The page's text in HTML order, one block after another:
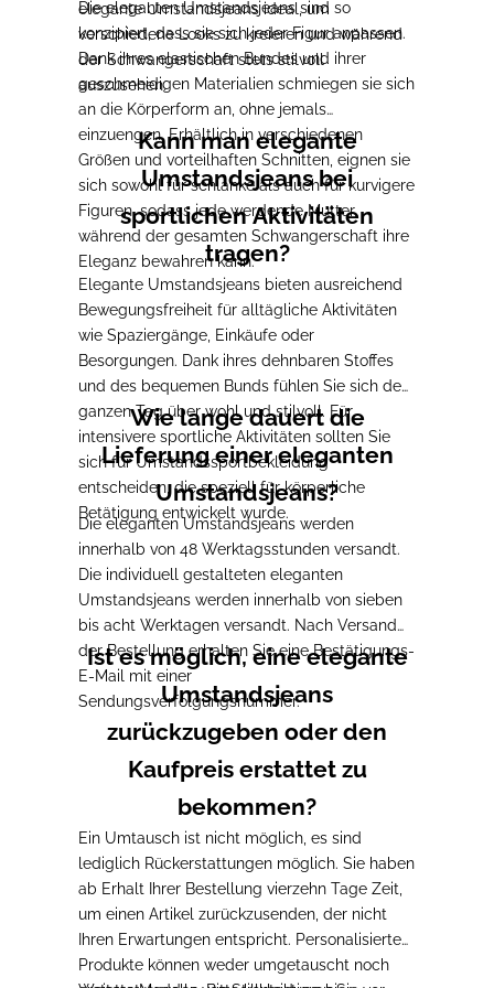
elegante Umstandsjeans ideal, um
verschiedene Looks zu kreieren und während
der Schwangerschaft stets stilvoll
auszusehen.
Die eleganten Umstandsjeans sind so
konzipiert, dass sie sich jeder Figur anpassen.
Dank ihres elastischen Bundes und ihrer
geschmeidigen Materialien schmiegen sie sich
an die Körperform an, ohne jemals
einzuengen. Erhältlich in verschiedenen
Größen und vorteilhaften Schnitten, eignen sie
sich sowohl für schlanke als auch für kurvigere
Figuren, sodass jede werdende Mutter
während der gesamten Schwangerschaft ihre
Eleganz bewahren kann.
Kann man elegante
Umstandsjeans bei
sportlichen Aktivitäten
tragen?
Elegante Umstandsjeans bieten ausreichend
Bewegungsfreiheit für alltägliche Aktivitäten
wie Spaziergänge, Einkäufe oder
Besorgungen. Dank ihres dehnbaren Stoffes
und des bequemen Bunds fühlen Sie sich den
ganzen Tag über wohl und stilvoll. Für
intensivere sportliche Aktivitäten sollten Sie
sich für Umstandssportbekleidung
entscheiden, die speziell für körperliche
Betätigung entwickelt wurde.
Wie lange dauert die
Lieferung einer eleganten
Umstandsjeans?
Die eleganten Umstandsjeans werden
innerhalb von 48 Werktagsstunden versandt.
Die individuell gestalteten eleganten
Umstandsjeans werden innerhalb von sieben
bis acht Werktagen versandt. Nach Versand
der Bestellung erhalten Sie eine Bestätigungs-
E-Mail mit einer
Sendungsverfolgungsnummer.
Ist es möglich, eine elegante
Umstandsjeans
zurückzugeben oder den
Kaufpreis erstattet zu
bekommen?
Ein Umtausch ist nicht möglich, es sind
lediglich Rückerstattungen möglich. Sie haben
ab Erhalt Ihrer Bestellung vierzehn Tage Zeit,
um einen Artikel zurückzusenden, der nicht
Ihren Erwartungen entspricht. Personalisierte
Produkte können weder umgetauscht noch